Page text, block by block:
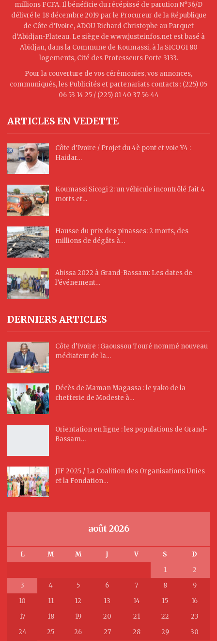
millions FCFA. Il bénéficie du récépissé de parution N°36/D
délivré le 18 décembre 2019 par le Procureur de la République
de Côte d’Ivoire, ADOU Richard Christophe au Parquet
d’Abidjan-Plateau. Le siège de www.justeinfos.net est basé à
Abidjan, dans la Commune de Koumassi, à la SICOGI 80
logements, Cité des Professeurs Porte 3133.
Pour la couverture de vos cérémonies, vos annonces,
communiqués, les Publicités et partenariats contacts : (225) 05
06 53 14 25 / (225) 01 40 37 56 44
ARTICLES EN VEDETTE
Côte d’Ivoire / Projet du 4è pont et voie Y4 :
Haidar…
Koumassi Sicogi 2: un véhicule incontrôlé fait 4
morts et…
Hausse du prix des pinasses: 2 morts, des
millions de dégâts à…
Abissa 2022 à Grand-Bassam: Les dates de
l’événement…
DERNIERS ARTICLES
Côte d’Ivoire : Gaoussou Touré nommé nouveau
médiateur de la…
Décès de Maman Magassa : le yako de la
chefferie de Modeste à…
Orientation en ligne : les populations de Grand-
Bassam…
JIF 2025 / La Coalition des Organisations Unies
et la Fondation…
août 2026
L M M J V S
D
1
2
3
4 5 6 7 8
9
10
11 12 13 14 15
16
17
18 19 20 21 22
23
24
25 26 27 28 29 30